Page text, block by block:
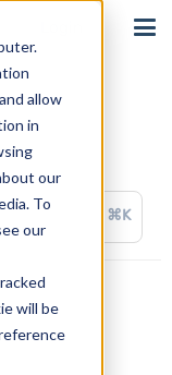
allow
in
our
To
our
will be
⌘K